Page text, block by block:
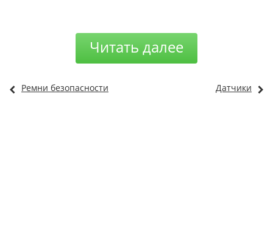
Читать далее
Ремни безопасности Датчики